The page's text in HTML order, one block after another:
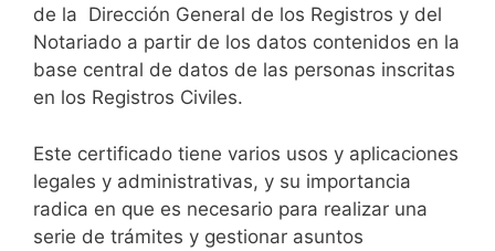
de la Dirección General de los Registros y del
Notariado a partir de los datos contenidos en la
base central de datos de las personas inscritas
en los Registros Civiles.
Este certificado tiene varios usos y aplicaciones
legales y administrativas, y su importancia
radica en que es necesario para realizar una
serie de trámites y gestionar asuntos